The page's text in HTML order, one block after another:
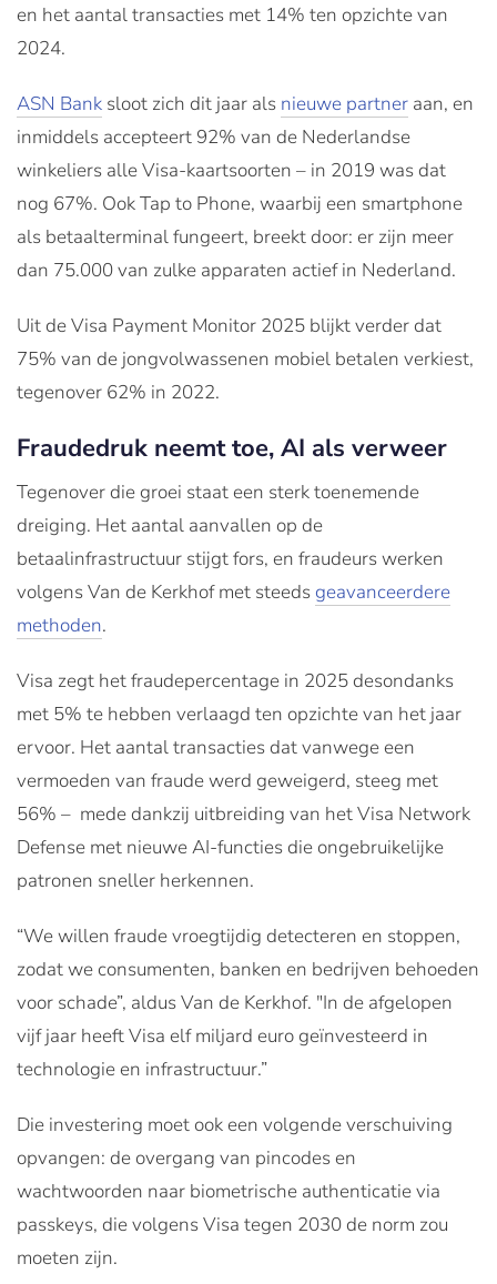
en het aantal transacties met 14% ten opzichte van
2024.
ASN Bank sloot zich dit jaar als nieuwe partner aan, en
inmiddels accepteert 92% van de Nederlandse
winkeliers alle Visa-kaartsoorten – in 2019 was dat
nog 67%. Ook Tap to Phone, waarbij een smartphone
als betaalterminal fungeert, breekt door: er zijn meer
dan 75.000 van zulke apparaten actief in Nederland.
Uit de Visa Payment Monitor 2025 blijkt verder dat
75% van de jongvolwassenen mobiel betalen verkiest,
tegenover 62% in 2022.
Fraudedruk neemt toe, AI als verweer
Tegenover die groei staat een sterk toenemende
dreiging. Het aantal aanvallen op de
betaalinfrastructuur stijgt fors, en fraudeurs werken
volgens Van de Kerkhof met steedsgeavanceerdere
methoden.
Visa zegt het fraudepercentage in 2025 desondanks
met 5% te hebben verlaagd ten opzichte van het jaar
ervoor. Het aantal transacties dat vanwege een
vermoeden van fraude werd geweigerd, steeg met
56% – mede dankzij uitbreiding van het Visa Network
Defense met nieuwe AI-functies die ongebruikelijke
patronen sneller herkennen.
“We willen fraude vroegtijdig detecteren en stoppen,
zodat we consumenten, banken en bedrijven behoeden
voor schade”, aldus Van de Kerkhof. "In de afgelopen
vijf jaar heeft Visa elf miljard euro geïnvesteerd in
technologie en infrastructuur.”
Die investering moet ook een volgende verschuiving
opvangen: de overgang van pincodes en
wachtwoorden naar biometrische authenticatie via
passkeys, die volgens Visa tegen 2030 de norm zou
moeten zijn.